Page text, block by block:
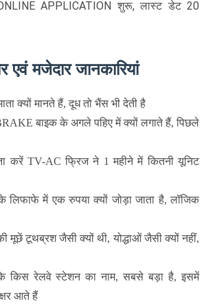
APPLICATION शुरू, लास्ट डेट 20
एवं मजेदार जानकारियां
क्यों मानते हैं, दूध तो भैंस भी देती है
बाइक के अगले पहिए में क्यों लगाते हैं, पिछले
करें TV-AC फ्रिज ने 1 महीने में कितनी यूनिट
लिफाफे में एक रुपया क्यों जोड़ा जाता है, लॉजिक
मूछें टूथब्रश जैसी क्यों थी, योद्धाओं जैसी क्यों नहीं,
किस रेलवे स्टेशन का नाम, सबसे बड़ा है, इसमें
आते हैं